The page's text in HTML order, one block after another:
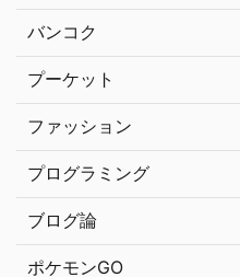
バンコク
プーケット
ファッション
プログラミング
ブログ論
ポケモンGO